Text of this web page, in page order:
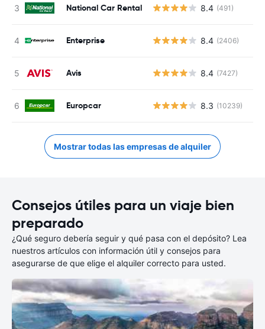
National Car Rental 8.4 (491)
Enterprise 8.4 (2406)
Avis 8.4 (7427)
Europcar 8.3 (10239)
Mostrar todas las empresas de alquiler
Consejos útiles para un viaje bien
preparado
¿Qué seguro debería seguir y qué pasa con el depósito? Lea
nuestros artículos con información útil y consejos para
asegurarse de que elige el alquiler correcto para usted.